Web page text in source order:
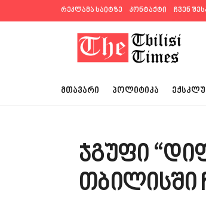
რეკლამა საიტზე კონტაქტი ჩვენ
ᲛᲗᲐᲕᲐᲠᲘ ᲞᲝᲚᲘᲢᲘᲙᲐ
ჯგუფი
თბილისში